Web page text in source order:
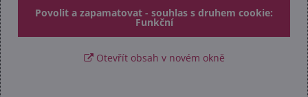
Povolit a zapamatovat - souhlas s druhem cookie:
Funkční
Otevřít obsah v novém okně